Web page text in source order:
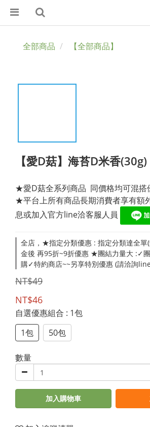
全部商品 【全部商品】
【愛D菇】海苔D米香(30g)
★愛D菇全系列商品  同價格均可混搭
★平台上所有商品長期消費者享有額
息或加入官方line洽客服人員
全店，★指定分類優惠 : 指定分類達全單
金後 再95折~9折優惠 ★團結力量大 :✓
購✓特約商店~~另享特別優惠 (請洽詢
NT$49
NT$46
自選優惠組合 : 1包
1包
50包
數量
加入購物車